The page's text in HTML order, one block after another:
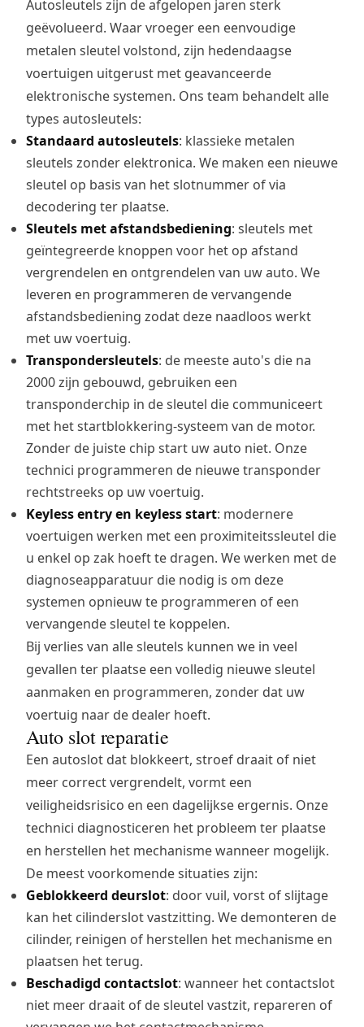
Autosleutels zijn de afgelopen jaren sterk
geëvolueerd. Waar vroeger een eenvoudige
metalen sleutel volstond, zijn hedendaagse
voertuigen uitgerust met geavanceerde
elektronische systemen. Ons team behandelt alle
types autosleutels:
Standaard autosleutels: klassieke metalen
sleutels zonder elektronica. We maken een nieuwe
sleutel op basis van het slotnummer of via
decodering ter plaatse.
Sleutels met afstandsbediening: sleutels met
geïntegreerde knoppen voor het op afstand
vergrendelen en ontgrendelen van uw auto. We
leveren en programmeren de vervangende
afstandsbediening zodat deze naadloos werkt
met uw voertuig.
Transpondersleutels: de meeste auto's die na
2000 zijn gebouwd, gebruiken een
transponderchip in de sleutel die communiceert
met het startblokkering-systeem van de motor.
Zonder de juiste chip start uw auto niet. Onze
technici programmeren de nieuwe transponder
rechtstreeks op uw voertuig.
Keyless entry en keyless start: modernere
voertuigen werken met een proximiteitssleutel die
u enkel op zak hoeft te dragen. We werken met de
diagnoseapparatuur die nodig is om deze
systemen opnieuw te programmeren of een
vervangende sleutel te koppelen.
Bij verlies van alle sleutels kunnen we in veel
gevallen ter plaatse een volledig nieuwe sleutel
aanmaken en programmeren, zonder dat uw
voertuig naar de dealer hoeft.
Auto slot reparatie
Een autoslot dat blokkeert, stroef draait of niet
meer correct vergrendelt, vormt een
veiligheidsrisico en een dagelijkse ergernis. Onze
technici diagnosticeren het probleem ter plaatse
en herstellen het mechanisme wanneer mogelijk.
De meest voorkomende situaties zijn:
Geblokkeerd deurslot: door vuil, vorst of slijtage
kan het cilinderslot vastzitting. We demonteren de
cilinder, reinigen of herstellen het mechanisme en
plaatsen het terug.
Beschadigd contactslot: wanneer het contactslot
niet meer draait of de sleutel vastzit, repareren of